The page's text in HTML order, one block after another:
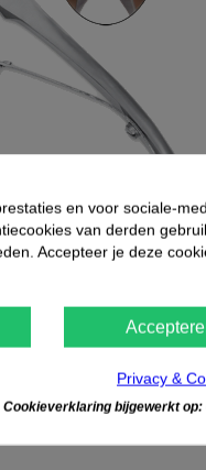
en voor sociale-
van derden
Accepteer je deze
Privacy &
Cookieverklaring bijgewerkt op: